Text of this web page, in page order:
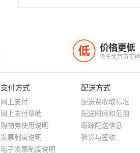
低 价格更低
低于北京市专
支付方式
网上支付
网上支付帮助
购物劵使用说明
发票制度说明
电子发票制度说明
配送方式
配送费收取标准
配送时间和范围
跟踪配送信息
验货与签收